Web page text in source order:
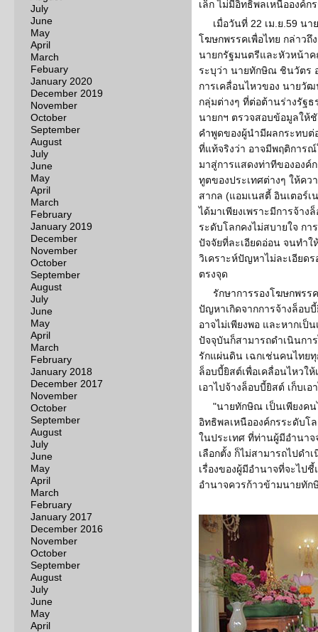
July
June
May
April
March
Febuary
January 2020
December 2019
November
October
September
August
July
June
May
April
March
February
January 2019
December
November
October
September
August
July
June
May
April
March
February
January 2018
December 2017
November
October
September
August
July
June
May
April
March
February
January 2017
December 2016
November
October
September
August
July
June
May
April
เล็ก ไม่มีอิทธิพลเหนือองค์ก
เมื่อวันที่ 22 เม.ย.59 น
โฆษกพรรคเพื่อไทย กล่าว
นายกรัฐมนตรีและหัวหน้า
ระบุว่า นายทักษิณ ชินวัตร
การเคลื่อนไหวของ นายวั
กลุ่มต่างๆ ที่ต่อต้านร่างรัฐ
นายกฯ ตรวจสอบข้อมูลให้
คำพูดของผู้นำมีผลกระทบต่
ที่แท้จริงว่า อาจมีพฤติการ
มาสู่การแสดงท่าทีขององค์
ทูตของประเทศต่างๆ ให้ค
สากล (แอมเนสตี้ อินเตอร์
ได้มาเพียงเพราะมีการจ้า
ระดับโลกคงไม่สบายใจ กา
ปัจจัยที่ละเอียดอ่อน จนทำใ
วิเคราะห์ปัญหาไม่ละเอียด
ตรงจุด
รักษาการรองโฆษกพรร
ปัญหาเกิดจากการจ้างล็อบ
อาจไม่เพียงพอ และหากเป็
ปัจจุบันก็สามารถดำเนินก
รักแผ่นดิน เฉกเช่นคนไทย
ล็อบบี้ยิสต์เพื่อเคลื่อนไหวใ
เอาไปจ้างล็อบบี้ยิสต์ เก็บเ
"นายทักษิณ เป็นเพียงค
อิทธิพลเหนือองค์กรระดับโ
ในประเทศ ที่ท่านผู้มีอำนาจ
เลือกตั้ง ก็ไม่สามารถไปดำ
เรื่องของผู้มีอำนาจที่จะไป
อำนาจควรก้าวข้ามนายทั